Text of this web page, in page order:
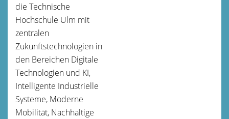
die Technische
Hochschule Ulm mit
zentralen
Zukunftstechnologien in
den Bereichen Digitale
Technologien und KI,
Intelligente Industrielle
Systeme, Moderne
Mobilität, Nachhaltige